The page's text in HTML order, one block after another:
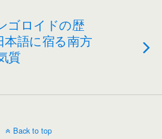
ゴロイドの歴
本語に宿る南方
質
Back to top